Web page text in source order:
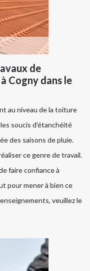
de
Cogny dans le
au niveau de la toiture
soucis d'étanchéité
des saisons de pluie.
ce genre de travail.
faire confiance à
pour mener à bien ce
veuillez le